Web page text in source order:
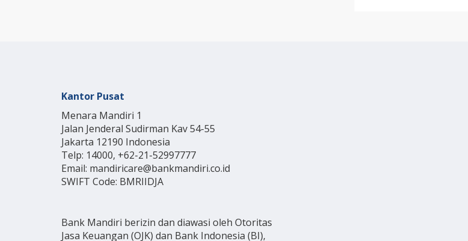
Kantor Pusat
Menara Mandiri 1
Jalan Jenderal Sudirman Kav 54-55
Jakarta 12190 Indonesia
Telp: 14000, +62-21-52997777
Email: mandiricare@bankmandiri.co.id
SWIFT Code: BMRIIDJA
Bank Mandiri berizin dan diawasi oleh Otoritas
Jasa Keuangan (OJK) dan Bank Indonesia (BI),